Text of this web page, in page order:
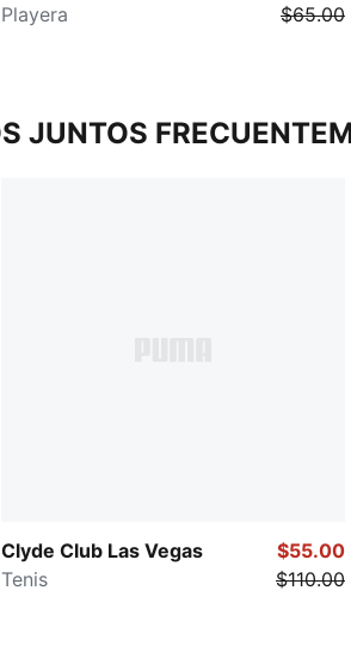
Playera
$65.00
JUNTOS
Clyde Club Las Vegas
Tenis
$55.00
$110.00